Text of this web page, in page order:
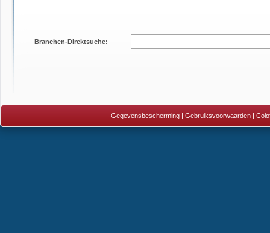
Branchen-Direktsuche:
Gegevensbescherming| Gebruiksvoorwaarden|